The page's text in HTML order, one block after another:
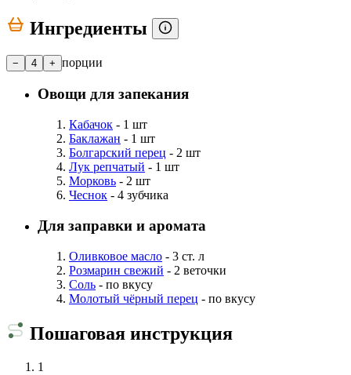
Ингредиенты
− 4 + порции
Овощи для запекания
Кабачок - 1 шт
Баклажан - 1 шт
Болгарский перец - 2 шт
Лук репчатый - 1 шт
Морковь - 2 шт
Чеснок - 4 зубчика
Для заправки и аромата
Оливковое масло - 3 ст. л
Розмарин свежий - 2 веточки
Соль - по вкусу
Молотый чёрный перец - по вкусу
Пошаговая инструкция
1